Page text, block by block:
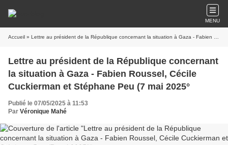
MENU
Accueil » Lettre au président de la République concernant la situation à Gaza - Fabien Roussel, Cécile Cuckierman et Stéphane Peu (7 mai 2025°
Lettre au président de la République concernant
la situation à Gaza - Fabien Roussel, Cécile
Cuckierman et Stéphane Peu (7 mai 2025°
Publié le 07/05/2025 à 11:53
Par Véronique Mahé